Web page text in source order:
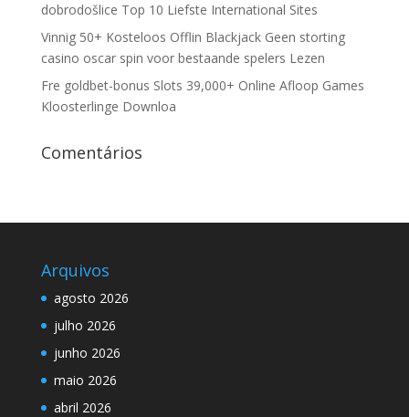
dobrodošlice Top 10 Liefste International Sites
Vinnig 50+ Kosteloos Offlin Blackjack Geen storting
casino oscar spin voor bestaande spelers Lezen
Fre goldbet-bonus Slots 39,000+ Online Afloop Games
Kloosterlinge Downloa
Comentários
Arquivos
agosto 2026
julho 2026
junho 2026
maio 2026
abril 2026